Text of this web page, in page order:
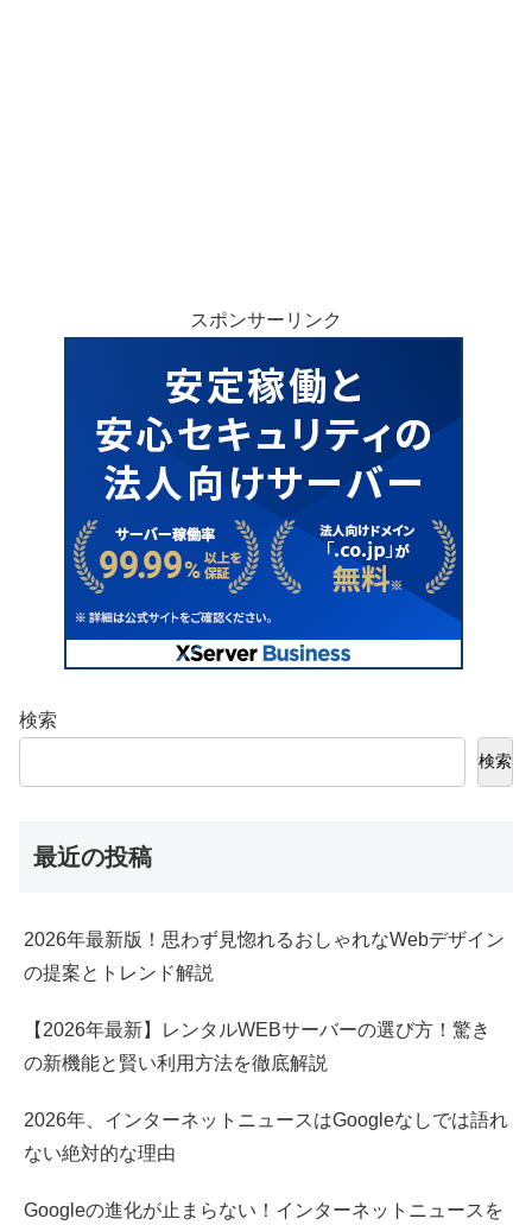
スポンサーリンク
検索
検索
最近の投稿
2026年最新版！思わず見惚れるおしゃれなWebデザイン
の提案とトレンド解説
【2026年最新】レンタルWEBサーバーの選び方！驚き
の新機能と賢い利用方法を徹底解説
2026年、インターネットニュースはGoogleなしでは語れ
ない絶対的な理由
Googleの進化が止まらない！インターネットニュースを